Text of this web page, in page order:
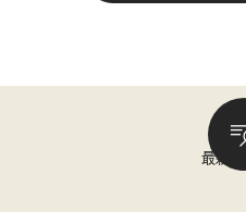
最新